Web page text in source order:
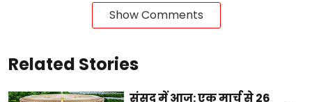
Show Comments
Related Stories
संसद में आज: एक मार्च से 26